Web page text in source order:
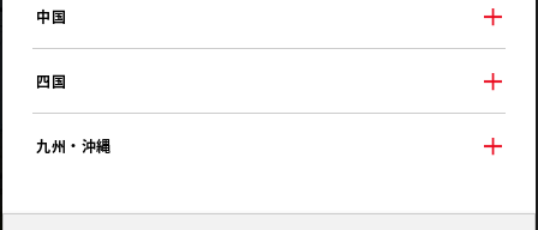
中国
四国
九州・沖縄